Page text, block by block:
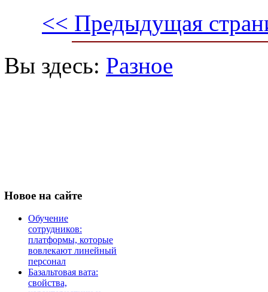
<< Предыдущая
Вы здесь: Разное
Новое на сайте
Обучение
сотрудников:
платформы, которые
вовлекают линейный
персонал
Базальтовая вата:
свойства,